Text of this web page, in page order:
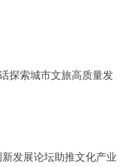
探索城市文旅高质量发
发展论坛助推文化产业